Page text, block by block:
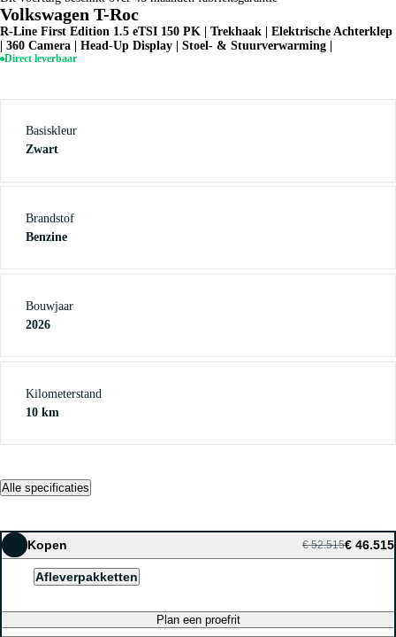
Volkswagen T-Roc
R-Line First Edition 1.5 eTSI 150 PK | Trekhaak | Elektrische Achterklep
| 360 Camera | Head-Up Display | Stoel- & Stuurverwarming |
Direct leverbaar
Basiskleur
Zwart
Brandstof
Benzine
Bouwjaar
2026
Kilometerstand
10 km
Alle specificaties
Kopen € 52.515€ 46.515
Afleverpakketten
Plan een proefrit